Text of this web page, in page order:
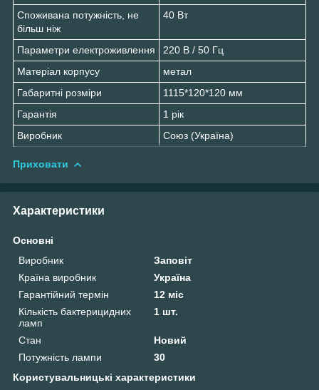
Споживана потужність, не
більш ніж
40 Вт
Параметри електроживлення
220 В / 50 Гц
Матеріал корпусу
метал
Габаритні розміри
1115*120*120 мм
Гарантія
1 рік
Виробник
Союз (Україна)
Приховати
Характеристики
Основні
Виробник
Заповіт
Країна виробник
Україна
Гарантійний термін
12 міс
Кількість бактерицидних
ламп
1 шт.
Стан
Новий
Потужність лампи
30
Користувальницькі характеристики